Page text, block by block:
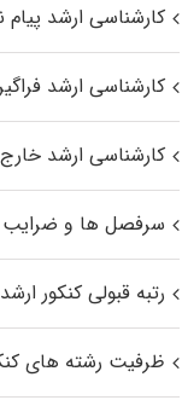
کارشناسی ارشد پیام
کارشناسی ارشد
کارشناسی ارشد
سرفصل ها و
رتبه قبولی کنکور ارشد
ظرفیت رشته های